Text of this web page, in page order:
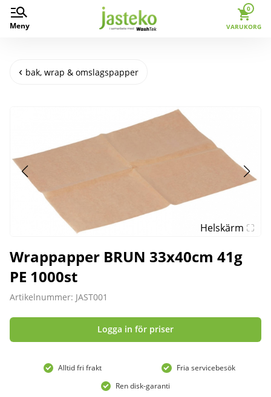
Meny
0
VARUKORG
bak, wrap & omslagspapper
Helskärm
Wrappapper BRUN 33x40cm 41g
PE 1000st
Artikelnummer: JAST001
Logga in för priser
Alltid fri frakt
Fria servicebesök
Ren disk-garanti